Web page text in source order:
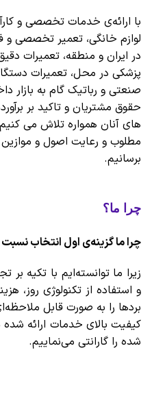
با ارائه‌ی خدمات تخصصی و
لوازم خانگی، تعمیر تخصصی و
در ایران و منطقه، تعمیرات
پزشکی در محل، تعمیرات
صنعتی و رباتیک گام به بازار
حقوق مشتریان و تاکید بر
های آنان همواره تلاش می
مطلوب و رعایت اصول و
برسانیم.
چرا ما؟
چرا ما گزینه‌ی اول انتخاب
زیرا ما توانسته‌ایم با تکیه
و استفاده از تکنولوژی روز،
بردها را به صورت قابل
کیفیت بالای خدمات ارائه
شده را گارانتی می‌نماییم.